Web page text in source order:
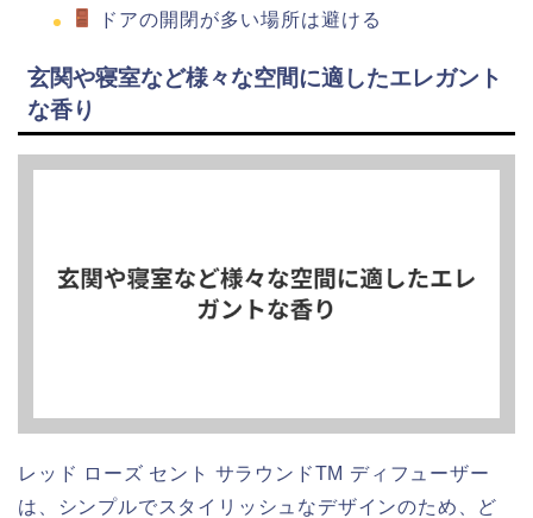
ドアの開閉が多い場所は避ける
玄関や寝室など様々な空間に適したエレガント
な香り
レッド ローズ セント サラウンドTM ディフューザー
は、シンプルでスタイリッシュなデザインのため、ど